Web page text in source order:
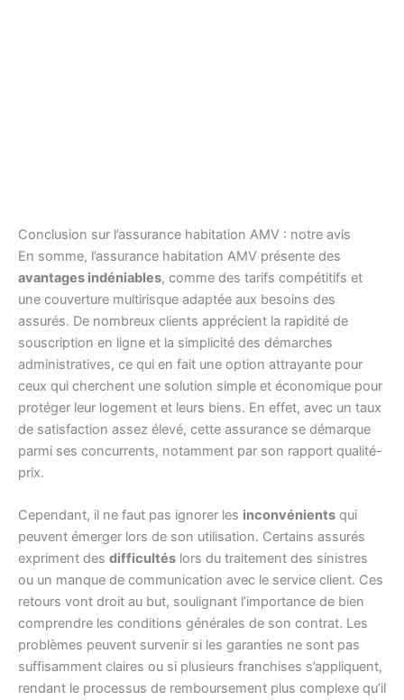
Conclusion sur l’assurance habitation AMV : notre avis
En somme, l’assurance habitation AMV présente des
avantages indéniables, comme des tarifs compétitifs et
une couverture multirisque adaptée aux besoins des
assurés. De nombreux clients apprécient la rapidité de
souscription en ligne et la simplicité des démarches
administratives, ce qui en fait une option attrayante pour
ceux qui cherchent une solution simple et économique pour
protéger leur logement et leurs biens. En effet, avec un taux
de satisfaction assez élevé, cette assurance se démarque
parmi ses concurrents, notamment par son rapport qualité-
prix.
Cependant, il ne faut pas ignorer les inconvénients qui
peuvent émerger lors de son utilisation. Certains assurés
expriment des difficultés lors du traitement des sinistres
ou un manque de communication avec le service client. Ces
retours vont droit au but, soulignant l’importance de bien
comprendre les conditions générales de son contrat. Les
problèmes peuvent survenir si les garanties ne sont pas
suffisamment claires ou si plusieurs franchises s’appliquent,
rendant le processus de remboursement plus complexe qu’il